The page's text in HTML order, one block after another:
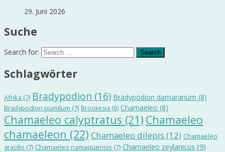
29. Juni 2026
Suche
Search for:
Schlagwörter
Afrika (7) Bradypodion (16) Bradypodion damaranum (8)
Bradypodion pumilum (7) Brookesia (6) Chamaeleo (8)
Chamaeleo calyptratus (21) Chamaeleo
chamaeleon (22) Chamaeleo dilepis (12) Chamaeleo
gracilis (7) Chamaeleo namaquensis (7) Chamaeleo zeylanicus (9)